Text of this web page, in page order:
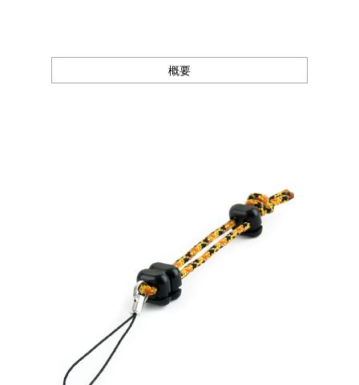
Nikon
OLYMPUS
予備バッテリー／電源ケース
ボトルホルダー／傘ケース
電子タバコ／タバコケース
ポーチ
その他ケース
生産終了商品一覧
＜オーダーメイド生産可能＞
概要